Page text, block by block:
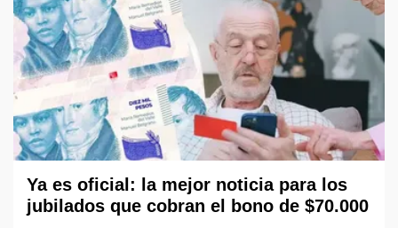
Ya es oficial: la mejor noticia para los
jubilados que cobran el bono de $70.000